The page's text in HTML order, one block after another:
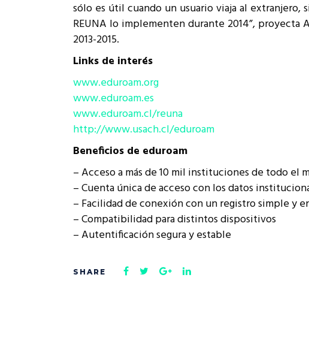
sólo es útil cuando un usuario viaja al
REUNA lo implementen durante 2014”,
2013-2015.
Links de interés
www.eduroam.org
www.eduroam.es
www.eduroam.cl/reuna
http://www.usach.cl/eduroam
Beneficios de eduroam
– Acceso a más de 10 mil instituciones de todo el
– Cuenta única de acceso con los datos
– Facilidad de conexión con un registro simple y
– Compatibilidad para distintos dispositivos
– Autentificación segura y estable